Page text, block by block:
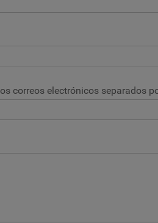
correos electrónicos separados